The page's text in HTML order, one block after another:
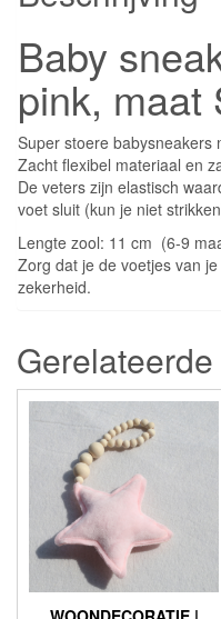
Baby
pink, maat
Super stoere babysneakers
Zacht flexibel materiaal en
De veters zijn elastisch
voet sluit (kun je niet
Lengte zool: 11 cm (6-9
Zorg dat je de voetjes van
zekerheid.